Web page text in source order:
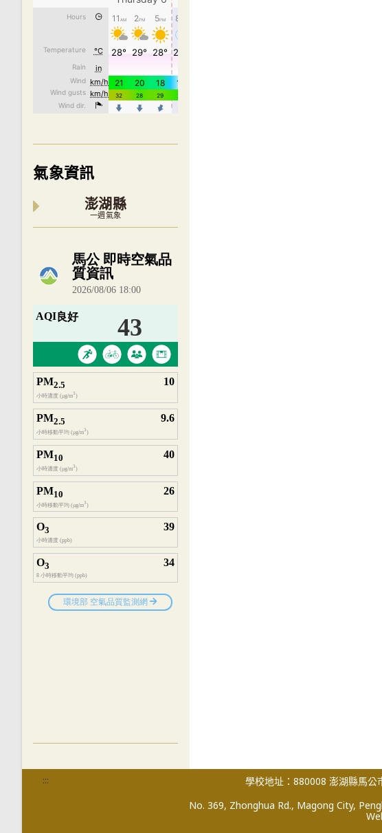
氣象資訊
澎湖縣
一週氣象
內嵌空氣品質小工具為視覺預覽，完整即時空氣品質資料
::: 學校地址：880008 澎湖縣馬公
No. 369, Zhonghua Rd., Magong City,